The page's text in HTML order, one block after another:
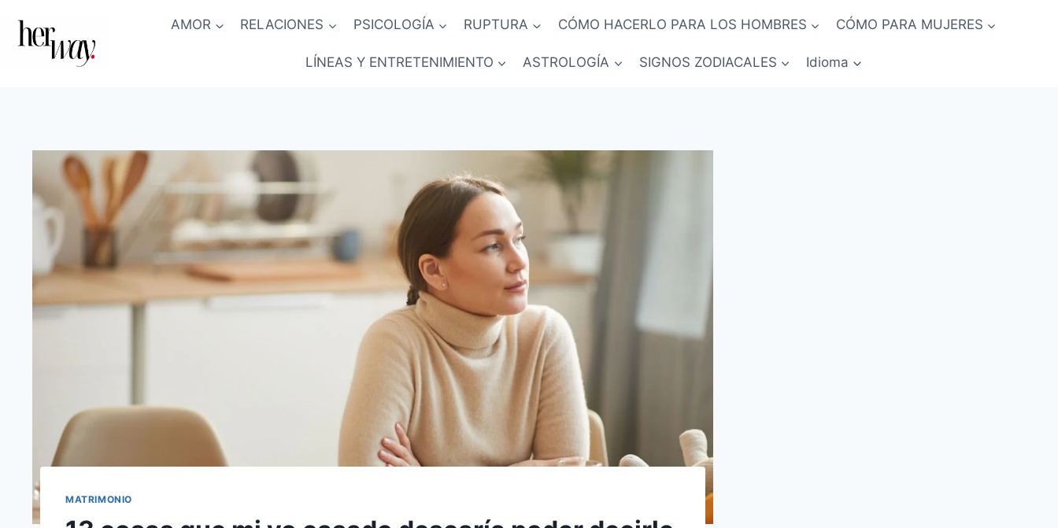
contenido
AMOR RELACIONES PSICOLOGÍA RUPTURA CÓMO HACERLO PARA LOS HOMBRES CÓMO PARA MUJERES
LÍNEAS Y ENTRETENIMIENTO ASTROLOGÍA SIGNOS ZODIACALES Idioma
MATRIMONIO